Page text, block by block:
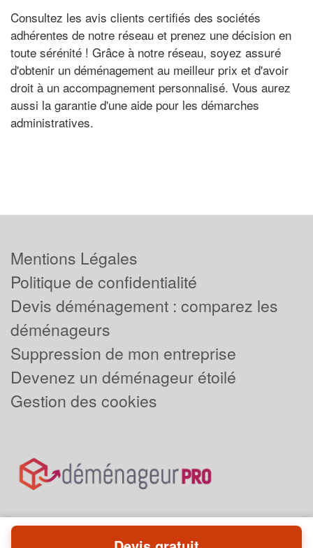
Consultez les avis clients certifiés des sociétés
adhérentes de notre réseau et prenez une décision en
toute sérénité ! Grâce à notre réseau, soyez assuré
d'obtenir un déménagement au meilleur prix et d'avoir
droit à un accompagnement personnalisé. Vous aurez
aussi la garantie d'une aide pour les démarches
administratives.
Mentions Légales
Politique de confidentialité
Devis déménagement : comparez les
déménageurs
Suppression de mon entreprise
Devenez un déménageur étoilé
Gestion des cookies